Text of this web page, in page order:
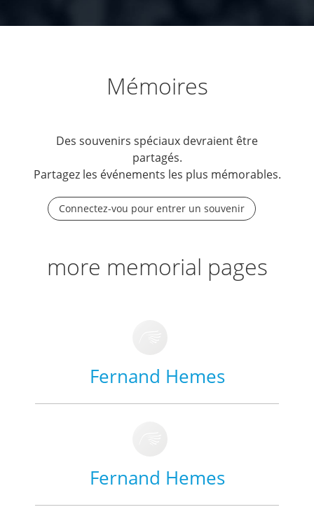
Mémoires
Des souvenirs spéciaux devraient être
partagés.
Partagez les événements les plus mémorables.
Connectez-vou pour entrer un souvenir
more memorial pages
Fernand Hemes
Fernand Hemes